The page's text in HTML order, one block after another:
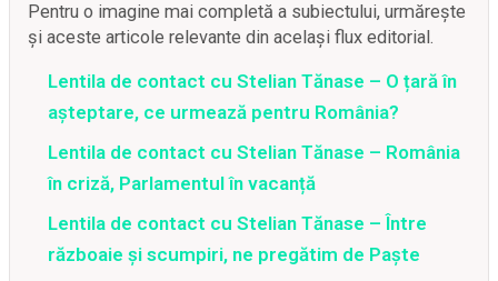
Pentru o imagine mai completă a subiectului, urmărește
și aceste articole relevante din același flux editorial.
Lentila de contact cu Stelian Tănase – O țară în
așteptare, ce urmează pentru România?
Lentila de contact cu Stelian Tănase – România
în criză, Parlamentul în vacanță
Lentila de contact cu Stelian Tănase – Între
războaie și scumpiri, ne pregătim de Paște